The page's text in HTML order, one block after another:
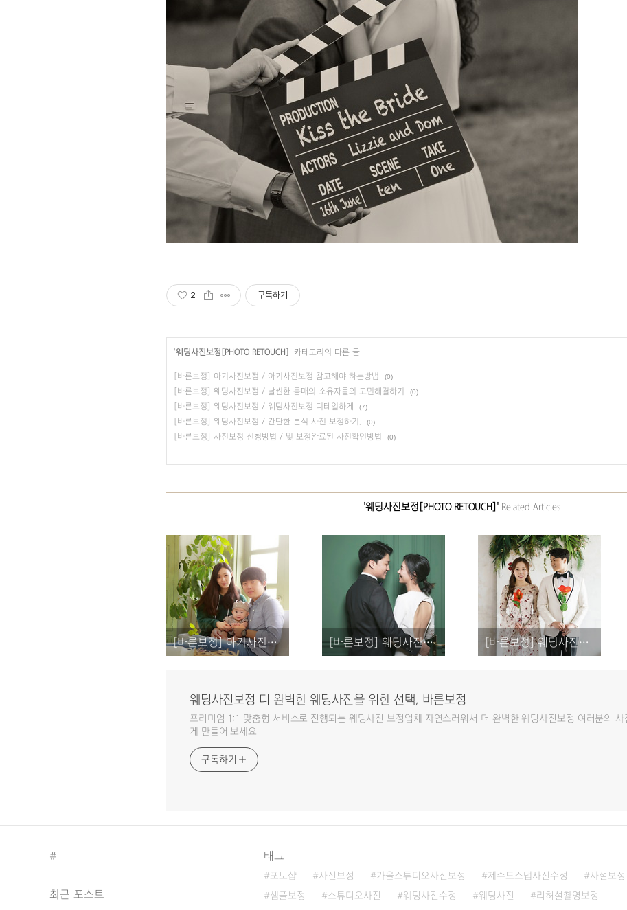
2 구독하기
'웨딩사진보정[PHOTO RETOUCH] ' 카테고리의 다른 글
[바른보정] 아기사진보정 / 아기사진보정 참고해야 하는방법 (0)
[바른보정] 웨딩사진보정 / 날씬한 몸매의 소유자들의 고민해결하기 (0)
[바른보정] 웨딩사진보정 / 웨딩사진보정 디테일하게 (7)
[바른보정] 웨딩사진보정 / 간단한 본식 사진 보정하기. (0)
[바른보정] 사진보정 신청방법 / 및 보정완료된 사진확인방법 (0)
'웨딩사진보정[PHOTO RETOUCH]'Related Articles
[바른보정] 아기사진보정 / 아기사진보정 참고해야 하는방법 [바른보정] 웨딩사진보정 / 날씬한 몸매의 소유자들의 고민해결하기 [바른보정] 웨딩사진보정 / 웨딩사진보정 디테일하게
웨딩사진보정 더 완벽한 웨딩사진을 위한 선택, 바른보정
프리미엄 1:1 맞춤형 서비스로 진행되는 웨딩사진 보정업체 자연스러워서 더 완벽한 웨딩사진보정 여러분의
게 만들어 보세요
구독하기
#
최근 포스트
태그
포토샵 사진보정 가을스튜디오사진보정 제주도스냅사진수정 사설보정
샘플보정 스튜디오사진 웨딩사진수정 웨딩사진 리허설촬영보정